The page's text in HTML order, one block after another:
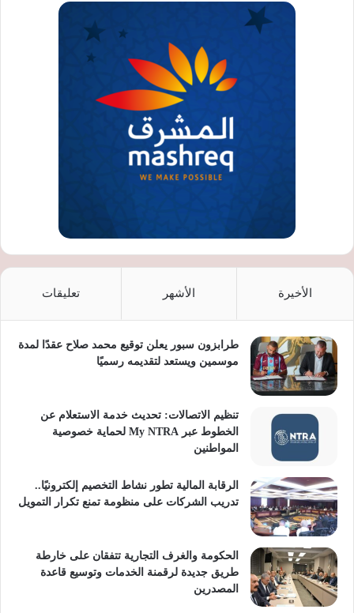
الأخيرة الأشهر تعليقات
طرابزون سبور يعلن توقيع محمد صلاح عقدًا لمدة
موسمين ويستعد لتقديمه رسميًا
تنظيم الاتصالات: تحديث خدمة الاستعلام عن
الخطوط عبر My NTRA لحماية خصوصية
المواطنين
الرقابة المالية تطور نشاط التخصيم إلكترونيًا..
تدريب الشركات على منظومة تمنع تكرار التمويل
الحكومة والغرف التجارية تتفقان على خارطة
طريق جديدة لرقمنة الخدمات وتوسيع قاعدة
المصدرين